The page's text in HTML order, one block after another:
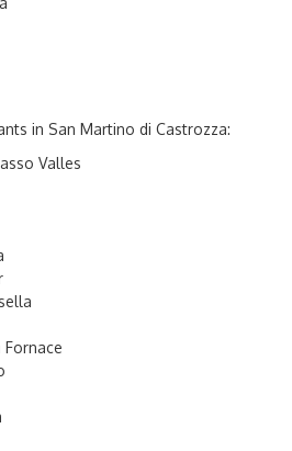
in San Martino di Castrozza:
Valles
Fornace